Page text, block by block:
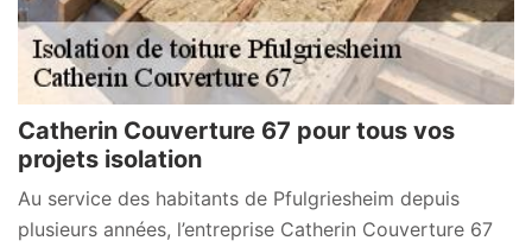
Catherin Couverture 67 pour tous vos
projets isolation
Au service des habitants de Pfulgriesheim depuis
plusieurs années, l’entreprise Catherin Couverture 67